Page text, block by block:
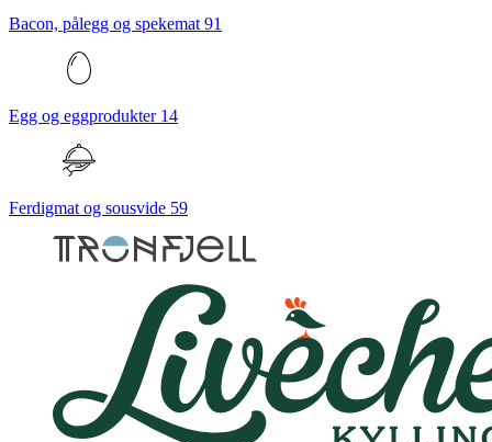
Bacon, pålegg og spekemat 91
Egg og eggprodukter 14
Ferdigmat og sousvide 59